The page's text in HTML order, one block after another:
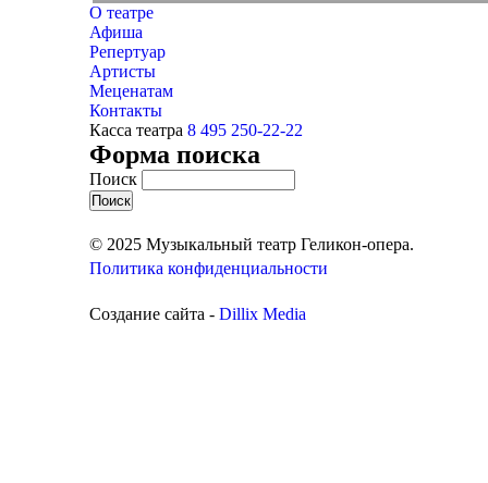
О театре
Афиша
Репертуар
Артисты
Меценатам
Контакты
Касса театра 8 495 250-22-22
Форма поиска
Поиск
© 2025 Музыкальный театр Геликон-опера.
Политика конфиденциальности
Создание сайта - Dillix Media